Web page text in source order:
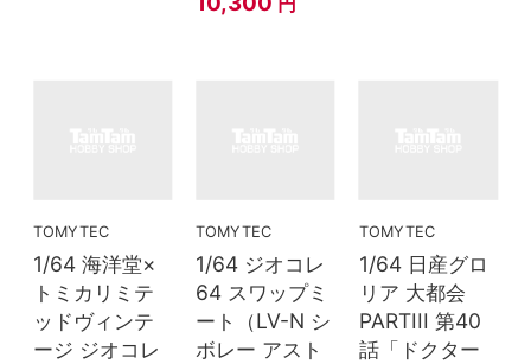
TOMYTEC
1/64 海洋堂×
トミカリミテ
ッドヴィンテ
ージ ジオコレ
TOMYTEC
1/64 ジオコレ
64 スワップミ
ート（LV-N シ
ボレー アスト
TOMYTEC
1/64 日産グロ
リア 大都会
PARTIII 第40
話「ドクター